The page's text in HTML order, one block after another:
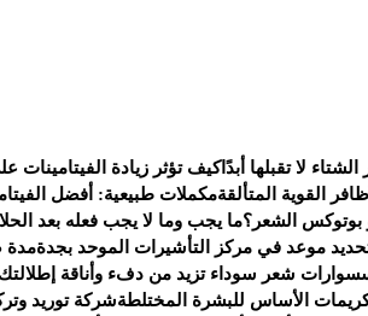
لا تقبلها أبدًاكيف تؤثر زيادة
القوية المتألقةمكملات طبيعية: أفضل
بوتوكس الشعر؟ما يجب وما لا يجب فعله بعد
موعد في مركز التأشيرات الموحد بجدةمدة
شعر سوداء تزيد من دفء وأناقة إطلالتك
الأساس للبشرة المختلطةشركة توريد